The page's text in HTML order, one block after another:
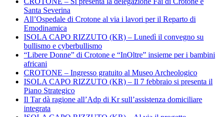
Santa Severina
All’Ospedale di Crotone al via i lavori per il Reparto di
Emodinamica
ISOLA CAPO RIZZUTO (KR) – Lunedì il convegno su
bullismo e cyberbullismo
“Libere Donne” di Crotone e “InOltre” insieme per i bambini
africani
CROTONE – Ingresso gratuito al Museo Archeologico
ISOLA CAPO RIZZUTO (KR) – Il 7 febbraio si presenta il
Piano Strategico
Il Tar dà ragione all’Adp di Kr sull’assistenza domiciliare
integrata